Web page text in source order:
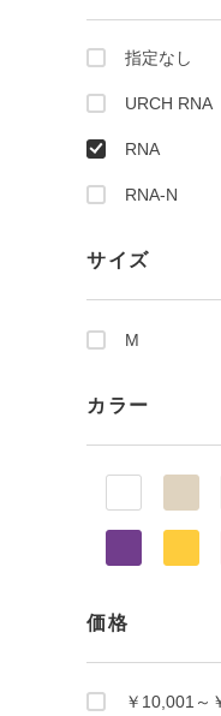
指定なし
URCH RNA
RNA
RNA-N
サイズ
M
カラー
価格
￥10,001～